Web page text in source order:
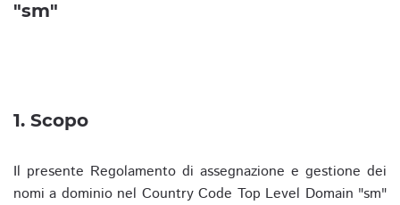
"sm"
1. Scopo
Il presente Regolamento di assegnazione e gestione dei
nomi a dominio nel Country Code Top Level Domain "sm"